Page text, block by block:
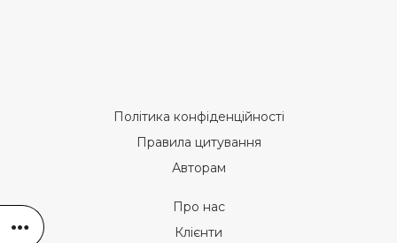
Політика конфіденційності
Правила цитування
Авторам
Про нас
Клієнти